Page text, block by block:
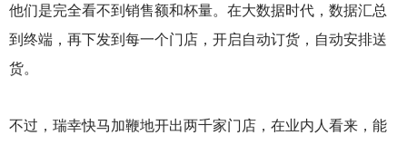
他们是完全看不到销售额和杯量。在大数据时代，数据汇总
到终端，再下发到每一个门店，开启自动订货，自动安排送
货。
不过，瑞幸快马加鞭地开出两千家门店，在业内人看来，能